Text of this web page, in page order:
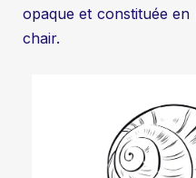
opaque et constituée
chair.